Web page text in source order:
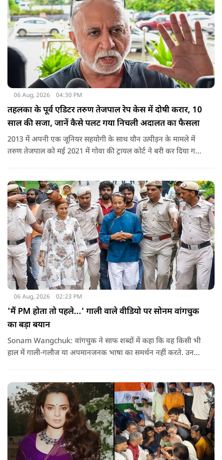
06 Aug, 2026 04:30 PM
तहलका के पूर्व एडिटर तरुण तेजपाल रेप केस में दोषी करार, 10
साल की सजा, जानें कैसे पलट गया निचली अदालत का फैसला
2013 में अपनी एक जूनियर सहयोगी के साथ यौन उत्पीड़न के मामले में
तरुण तेजपाल को मई 2021 में गोवा की ट्रायल कोर्ट ने बरी कर दिया गया
06 Aug, 2026 02:23 PM
'मैं PM होता तो पहले...' गाली वाले वीडियो पर सोनम वांगचुक
का बड़ा बयान
Sonam Wangchuk: वांगचुक ने साफ शब्दों में कहा कि वह किसी भी
हाल में गाली-गलौज या अपमानजनक भाषा का समर्थन नहीं करते. उनका